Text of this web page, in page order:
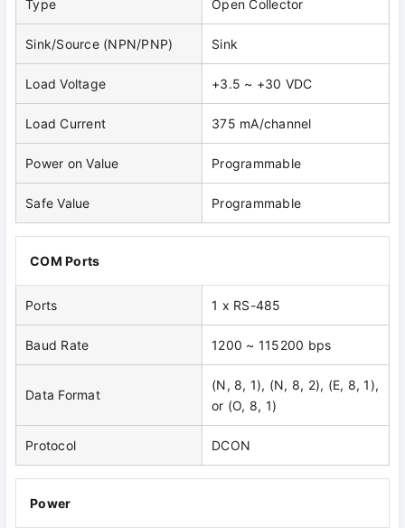
Type Open Collector
Sink/Source (NPN/PNP) Sink
Load Voltage +3.5 ~ +30 VDC
Load Current 375 mA/channel
Power on Value Programmable
Safe Value Programmable
COM Ports
Ports 1 x RS-485
Baud Rate 1200 ~ 115200 bps
Data Format
(N, 8, 1), (N, 8, 2), (E, 8, 1),
or (O, 8, 1)
Protocol DCON
Power